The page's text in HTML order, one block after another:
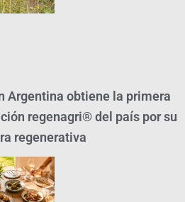
Argentina obtiene la primera
regenagri® del país por su
regenerativa